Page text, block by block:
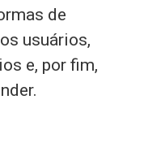
de
usuários,
e, por fim,